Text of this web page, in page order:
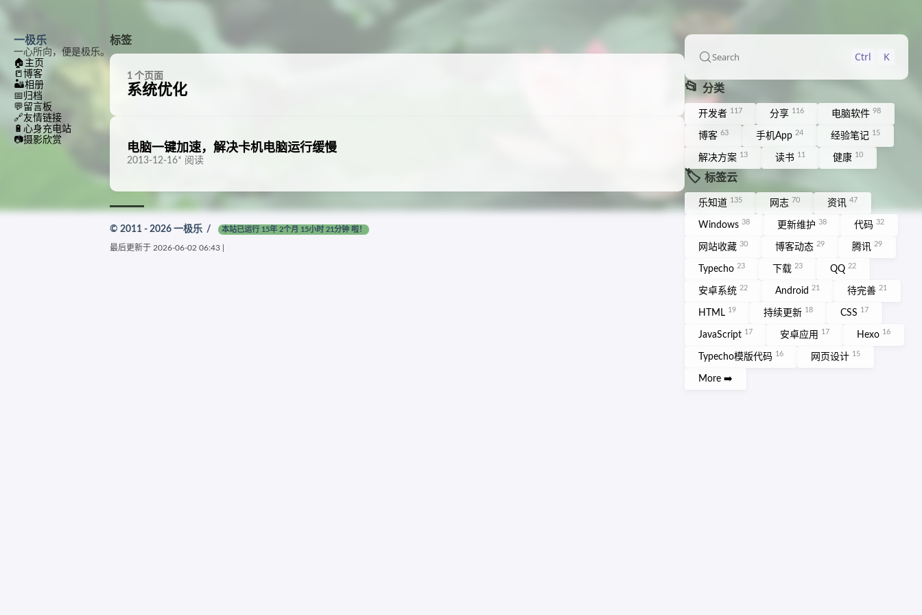
一极乐
一心所向，便是极乐。
🏠 主页
📒 博客
🏜️相册
📅 归档
💬留言板
🔗友情链接
🔋 心身充电站
📷摄影欣赏
Search Ctrl K
📂 分类
开发者 117 分享 116 电脑软件 98
博客 63 手机App 24 经验笔记 15
解决方案 13 读书 11 健康 10
🏷️ 标签云
乐知道 135 网志 70 资讯 47
Windows 38 更新维护 38 代码 32
网站收藏 30 博客动态 29 腾讯 29
Typecho 23 下载 23 QQ 22
安卓系统 22 Android 21 待完善 21
HTML 19 持续更新 18 CSS 17
JavaScript 17 安卓应用 17 Hexo 16
Typecho模版代码 16 网页设计 15
More ➡️
标签
1 个页面
系统优化
电脑一键加速，解决卡机电脑运行缓慢
2013-12-16* 阅读
© 2011 - 2026 一极乐 / 本站已运行 15年 2个月 15小时 21分钟 啦！
最后更新于 2026-06-02 06:43